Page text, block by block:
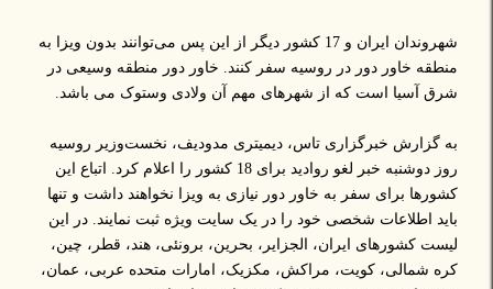
شهروندان ایران و 17 کشور دیگر از این پس می‌توانند بدون ویزا به
منطقه خاور دور در روسیه سفر کنند. خاور دور منطقه وسیعی در
شرق آسیا است که از شهرهای مهم آن ولادی وستوک می باشد.
به گزارش خبرگزاری تاس، دیمیتری مدودیف، نخست‌وزیر روسیه
روز دوشنبه خبر لغو روادید برای 18 کشور را اعلام کرد. اتباع این
کشورها برای سفر به خاور دور نیازی به ویزا نخواهند داشت و تنها
باید اطلاعات شخصی خود را در یک سایت ویژه ثبت نمایند. در این
لیست کشورهای ایران، الجزایر، بحرین، برونئی، هند، قطر، چین،
کره شمالی، کویت، مراکش، مکزیک، امارات متحده عربی، عمان،